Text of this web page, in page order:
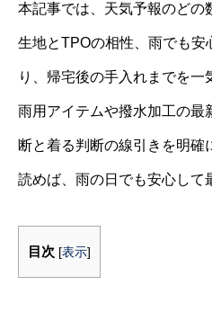
本記事では、天気予報のどの
生地とTPOの相性、雨でも安
り、帰宅後の手入れまでを一
雨用アイテムや撥水加工の最
断と着る判断の線引きを明確
読めば、雨の日でも安心して
目次 [表示]